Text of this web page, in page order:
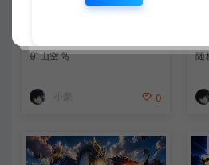
矿山空岛
小豪 0
随